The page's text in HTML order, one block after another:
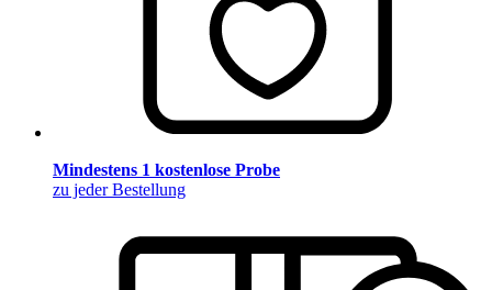
Mindestens 1 kostenlose Probe
zu jeder Bestellung